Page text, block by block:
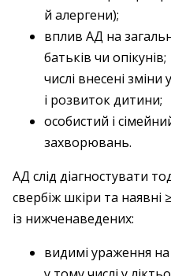
й алергени);
вплив АД на
батьків чи
числі внесені зміни
і розвиток дитини;
особистий і
захворювань.
АД слід діагностувати
свербіж шкіри та наявні
із нижченаведених:
видимі ураження